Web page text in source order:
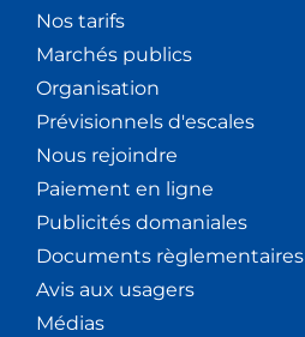
Nos tarifs
Marchés publics
Organisation
Prévisionnels d'escales
Nous rejoindre
Paiement en ligne
Publicités domaniales
Documents règlementaires
Avis aux usagers
Médias